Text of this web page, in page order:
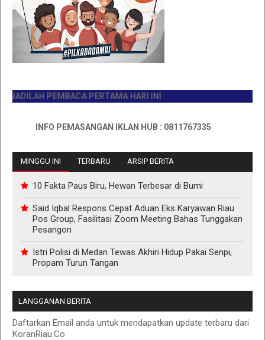
PEMBACA PERTAMA HARI INI
INFO PEMASANGAN IKLAN HUB : 0811767335
MINGGU INI TERBARU ARSIP BERITA
10 Fakta Paus Biru, Hewan Terbesar di Bumi
Said Iqbal Respons Cepat Aduan Eks Karyawan Riau
Pos Group, Fasilitasi Zoom Meeting Bahas Tunggakan
Pesangon
Istri Polisi di Medan Tewas Akhiri Hidup Pakai Senpi,
Propam Turun Tangan
LANGGANAN BERITA
Daftarkan Email anda untuk mendapatkan update terbaru dari
KoranRiau.Co